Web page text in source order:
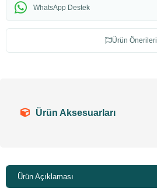
WhatsApp Destek
Ürün Önerileri
Ürün Aksesuarları
Ürün Açıklaması